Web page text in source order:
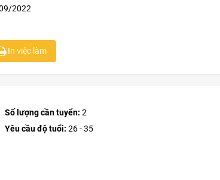
2022
In việc làm
Số lượng cần tuyển: 2
Yêu cầu độ tuổi: 26 - 35